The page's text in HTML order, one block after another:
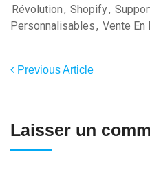
Révolution, Shopify,
Personnalisables, Vente En
Previous Article
Laisser un